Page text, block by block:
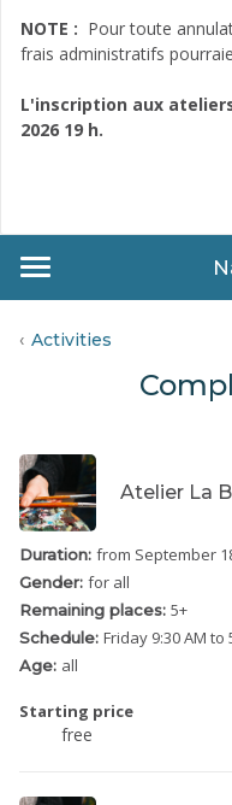
NOTE : Pour toute
frais administratifs
L'inscription aux
2026 19 h.
Activities
Atelier La
Duration: from September
Gender: for all
Remaining places: 5+
Schedule: Friday 9:30 AM to
Age: all
Starting price
free